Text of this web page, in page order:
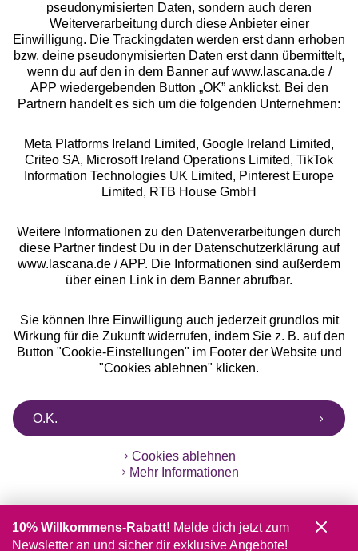
Über uns
Rechtliches
Alle Preise inkl. MwSt., zzgl.
Versandkosten
** Bonität vorausgesetzt, berechtigt zur Bonitätsprüfung
pseudonymisierten Daten, sondern auch deren
Weiterverarbeitung durch diese Anbieter einer
Einwilligung. Die Trackingdaten werden erst dann erhoben
bzw. deine pseudonymisierten Daten erst dann übermittelt,
wenn du auf den in dem Banner auf www.lascana.de /
APP wiedergebenden Button „OK” anklickst. Bei den
Partnern handelt es sich um die folgenden Unternehmen:
Meta Platforms Ireland Limited, Google Ireland Limited,
Criteo SA, Microsoft Ireland Operations Limited, TikTok
Information Technologies UK Limited, Pinterest Europe
Limited, RTB House GmbH
Weitere Informationen zu den Datenverarbeitungen durch
diese Partner findest Du in der Datenschutzerklärung auf
www.lascana.de / APP. Die Informationen sind außerdem
über einen Link in dem Banner abrufbar.
Sie können Ihre Einwilligung auch jederzeit grundlos mit
Wirkung für die Zukunft widerrufen, indem Sie z. B. auf den
Button "Cookie-Einstellungen" im Footer der Website und
"Cookies ablehnen" klicken.
O.K.
Cookies ablehnen
Mehr Informationen
10% Willkommens-Rabatt! Melde dich jetzt zum
Newsletter an und sicher dir exklusive Angebote!